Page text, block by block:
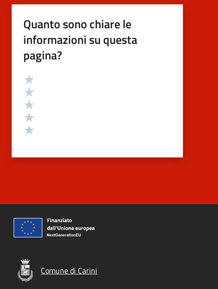
Quanto sono chiare le
informazioni su questa
pagina?
Valutazione
Comune di Carini